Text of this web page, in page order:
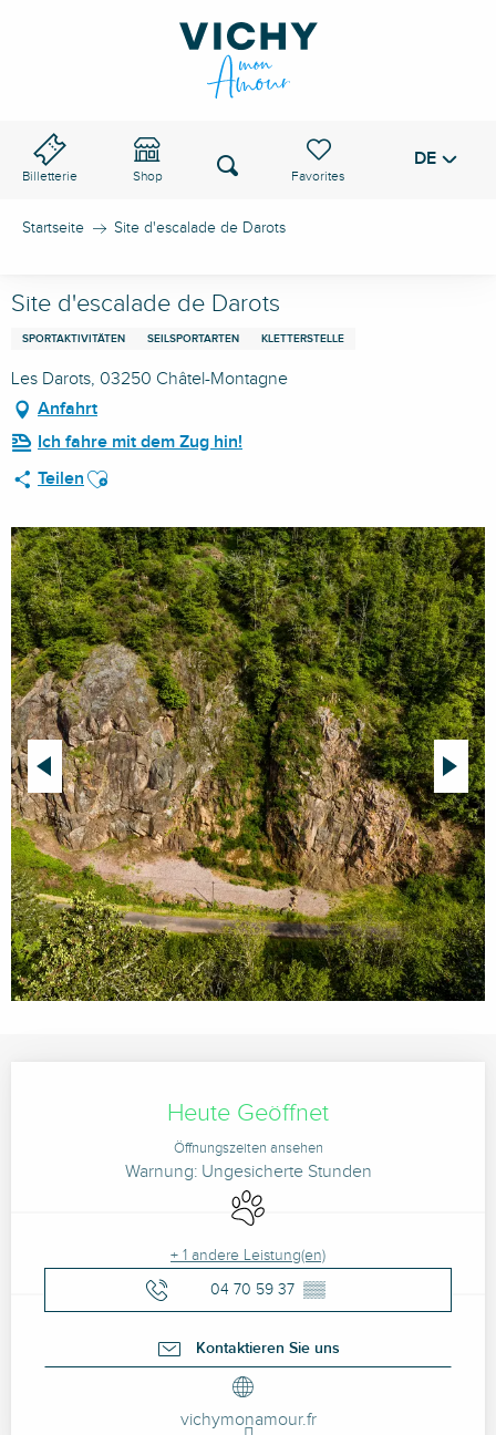
Billetterie Shop
Voir les favoris
Suche DE
Startseite Site d'escalade de Darots
Site d'escalade de Darots
SPORTAKTIVITÄTEN SEILSPORTARTEN KLETTERSTELLE
Les Darots, 03250 Châtel-Montagne
Anfahrt
Ich fahre mit dem Zug hin!
Teilen Ajouter aux favoris
Heute Geöffnet
Öffnungszeiten ansehen
Warnung: Ungesicherte Stunden
Tiere erlaubt
+ 1 andere Leistung(en)
04 70 59 37 ▒▒
Kontaktieren Sie uns
vichymonamour.fr